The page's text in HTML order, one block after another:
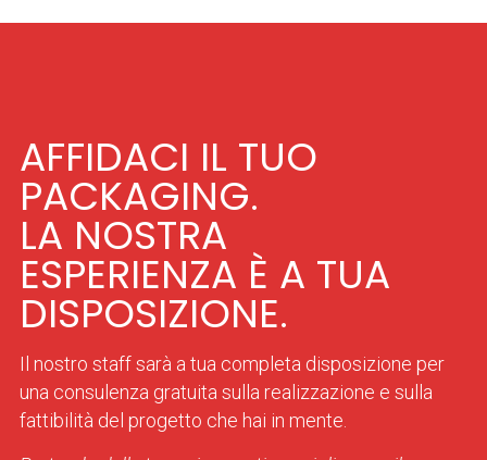
AFFIDACI IL TUO
PACKAGING.
LA NOSTRA
ESPERIENZA È A TUA
DISPOSIZIONE.
Il nostro staff sarà a tua completa disposizione per
una consulenza gratuita sulla realizzazione e sulla
fattibilità del progetto che hai in mente.